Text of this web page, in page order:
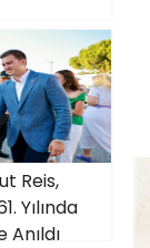
Reis,
Yılında